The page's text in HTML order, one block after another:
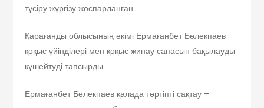
түсіру жүргізу жоспарланған.
Қарағанды облысының әкімі Ермағанбет Бөлекпаев
қоқыс үйінділері мен қоқыс жинау сапасын бақылауды
күшейтуді тапсырды.
Ермағанбет Бөлекпаев қалада тәртіпті сақтау –